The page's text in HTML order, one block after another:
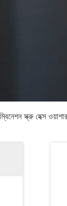
স্ক্রু হেক্স